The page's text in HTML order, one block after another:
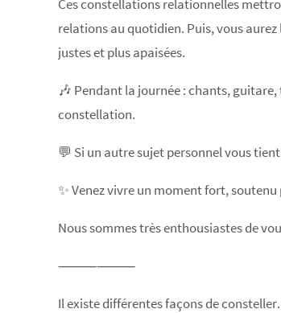
Ces constellations relationnelles
relations au quotidien. Puis, vous
justes et plus apaisées.
🎶 Pendant la journée : chants,
constellation.
💬 Si un autre sujet personnel vous
✨ Venez vivre un moment fort,
Nous sommes très enthousiastes de
⸻⸻
Il existe différentes façons de